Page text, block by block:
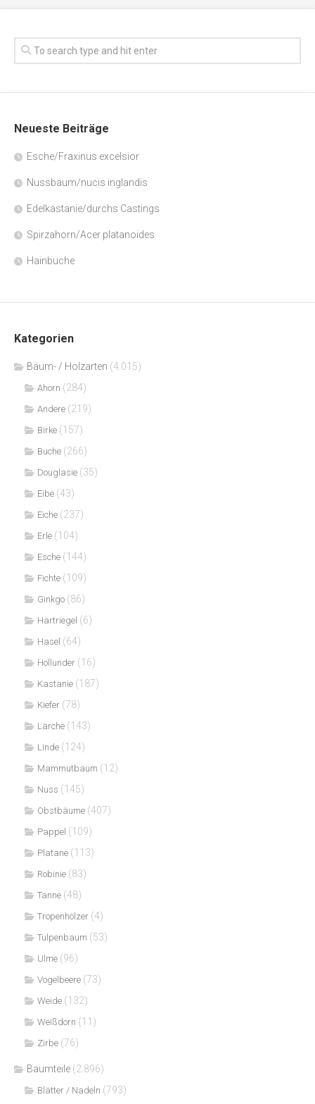
Neueste Beiträge
Esche/Fraxinus excelsior
Nussbaum/nucis inglandis
Edelkastanie/durchs Castings
Spirzahorn/Acer platanoides
Hainbuche
Kategorien
Bäum- / Holzarten (4.015)
Ahorn (284)
Andere (219)
Birke (157)
Buche (266)
Douglasie (35)
Eibe (43)
Eiche (237)
Erle (104)
Esche (144)
Fichte (109)
Ginkgo (86)
Hartriegel (6)
Hasel (64)
Hollunder (16)
Kastanie (187)
Kiefer (78)
Lärche (143)
Linde (124)
Mammutbaum (12)
Nuss (145)
Obstbäume (407)
Pappel (109)
Platane (113)
Robinie (83)
Tanne (48)
Tropenhölzer (4)
Tulpenbaum (53)
Ulme (96)
Vogelbeere (73)
Weide (132)
Weißdorn (11)
Zirbe (76)
Baumteile (2.896)
Blätter / Nadeln (793)